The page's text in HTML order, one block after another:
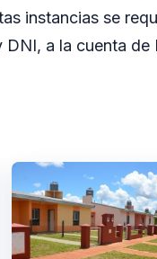
instancias se
a la cuenta